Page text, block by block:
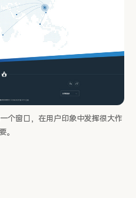
个窗口，在用户印象中发挥很大作
。